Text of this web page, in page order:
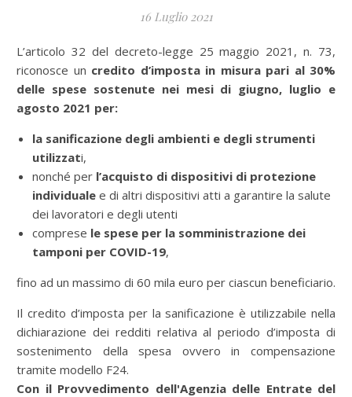
16 Luglio 2021
L’articolo 32 del decreto-legge 25 maggio 2021, n. 73,
riconosce un credito d’imposta in misura pari al 30%
delle spese sostenute nei mesi di giugno, luglio e
agosto 2021 per:
la sanificazione degli ambienti e degli strumenti
utilizzati,
nonché per l’acquisto di dispositivi di protezione
individuale e di altri dispositivi atti a garantire la salute
dei lavoratori e degli utenti
comprese le spese per la somministrazione dei
tamponi per COVID-19,
fino ad un massimo di 60 mila euro per ciascun beneficiario.
Il credito d’imposta per la sanificazione è utilizzabile nella
dichiarazione dei redditi relativa al periodo d’imposta di
sostenimento della spesa ovvero in compensazione
tramite modello F24.
Con il Provvedimento dell'Agenzia delle Entrate del